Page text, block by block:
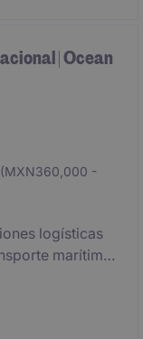
globales
cumplimiento
| Ocean
-
logísticas
marítimo